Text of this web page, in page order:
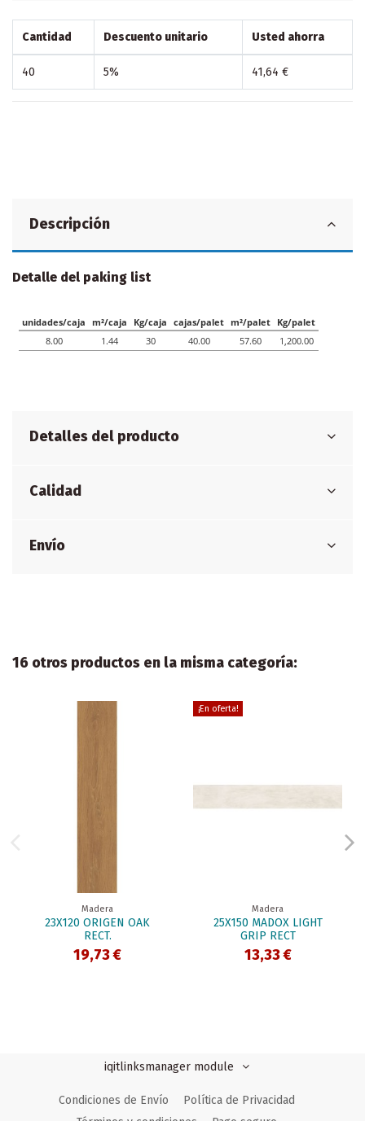
Cantidad Descuento unitario Usted ahorra
40 5% 41,64 €
Descripción
Detalle del paking list
Detalles del producto
Calidad
Envío
16 otros productos en la misma categoría:
Madera
23X120 ORIGEN OAK
RECT.
19,73 €
¡En oferta!
Madera
25X150 MADOX LIGHT
GRIP RECT
13,33 €
iqitlinksmanager module
Condiciones de Envío
Política de Privacidad